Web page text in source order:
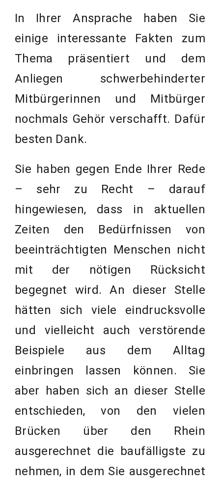
In Ihrer Ansprache haben Sie
einige interessante Fakten zum
Thema präsentiert und dem
Anliegen schwerbehinderter
Mitbürgerinnen und Mitbürger
nochmals Gehör verschafft. Dafür
besten Dank.
Sie haben gegen Ende Ihrer Rede
– sehr zu Recht – darauf
hingewiesen, dass in aktuellen
Zeiten den Bedürfnissen von
beeinträchtigten Menschen nicht
mit der nötigen Rücksicht
begegnet wird. An dieser Stelle
hätten sich viele eindrucksvolle
und vielleicht auch verstörende
Beispiele aus dem Alltag
einbringen lassen können. Sie
aber haben sich an dieser Stelle
entschieden, von den vielen
Brücken über den Rhein
ausgerechnet die baufälligste zu
nehmen, in dem Sie ausgerechnet